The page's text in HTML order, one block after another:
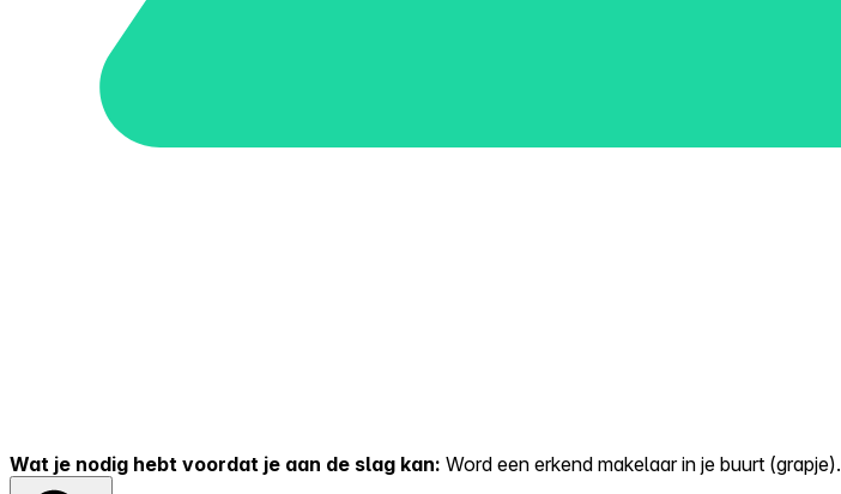
Wat je nodig hebt voordat je aan de slag kan: Word een erkend makelaar in je buurt (grapje).